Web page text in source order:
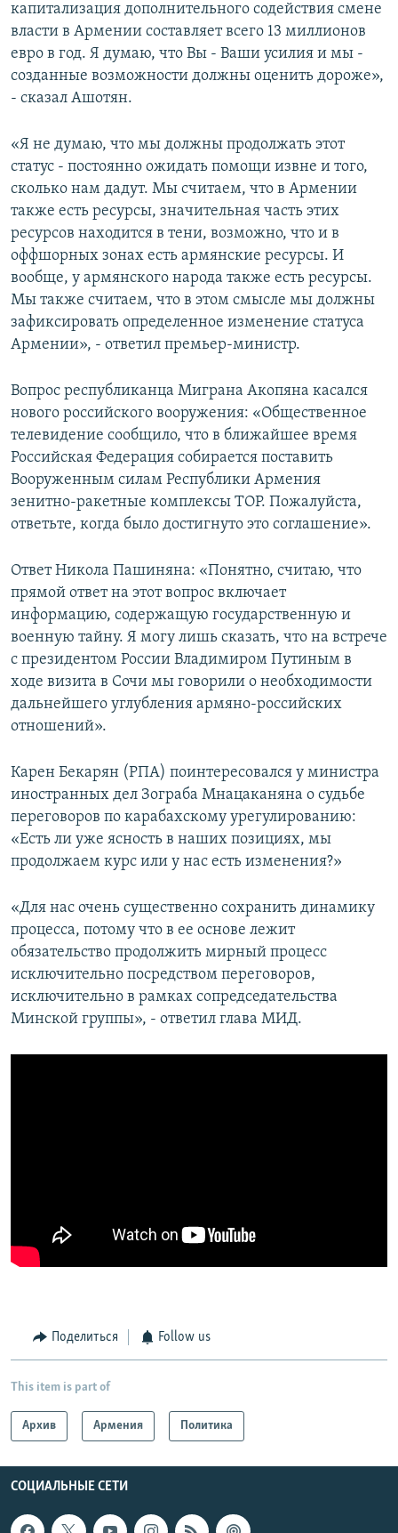
капитализация дополнительного содействия смене
власти в Армении составляет всего 13 миллионов
евро в год. Я думаю, что Вы - Ваши усилия и мы -
созданные возможности должны оценить дороже»,
- сказал Ашотян.
«Я не думаю, что мы должны продолжать этот
статус - постоянно ожидать помощи извне и того,
сколько нам дадут. Мы считаем, что в Армении
также есть ресурсы, значительная часть этих
ресурсов находится в тени, возможно, что и в
оффшорных зонах есть армянские ресурсы. И
вообще, у армянского народа также есть ресурсы.
Мы также считаем, что в этом смысле мы должны
зафиксировать определенное изменение статуса
Армении», - ответил премьер-министр.
Вопрос республиканца Миграна Акопяна касался
нового российского вооружения: «Общественное
телевидение сообщило, что в ближайшее время
Российская Федерация собирается поставить
Вооруженным силам Республики Армения
зенитно-ракетные комплексы ТOP. Пожалуйста,
ответьте, когда было достигнуто это соглашение».
Ответ Никола Пашиняна: «Понятно, считаю, что
прямой ответ на этот вопрос включает
информацию, содержащую государственную и
военную тайну. Я могу лишь сказать, что на встрече
с президентом России Владимиром Путиным в
ходе визита в Сочи мы говорили о необходимости
дальнейшего углубления армяно-российских
отношений».
Карен Бекарян (РПА) поинтересовался у министра
иностранных дел Зограба Мнацаканяна о судьбе
переговоров по карабахскому урегулированию:
«Есть ли уже ясность в наших позициях, мы
продолжаем курс или у нас есть изменения?»
«Для нас очень существенно сохранить динамику
процесса, потому что в ее основе лежит
обязательство продолжить мирный процесс
исключительно посредством переговоров,
исключительно в рамках сопредседательства
Минской группы», - ответил глава МИД.
Поделиться Follow us
This item is part of
Архив Армения Политика
СОЦИАЛЬНЫЕ СЕТИ